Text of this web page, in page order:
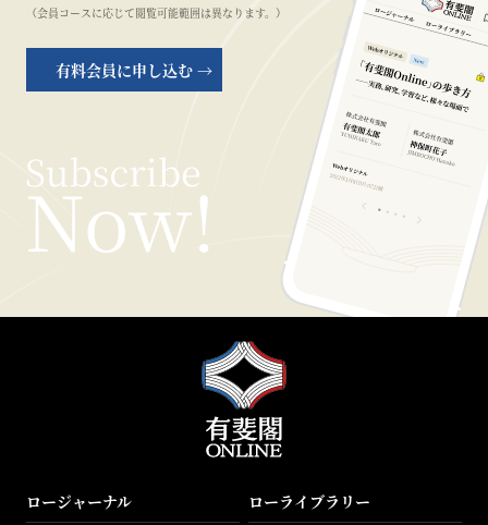
（会員コースに応じて閲覧可能範囲は異なります。）
有料会員に申し込む →
ロージャーナル ローライブラリー